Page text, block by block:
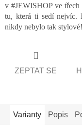
v #JEWISHOP ve třech
tu, která ti sedí nejvíc.
nikdy nebylo tak
ZEPTAT SE
Varianty Popis